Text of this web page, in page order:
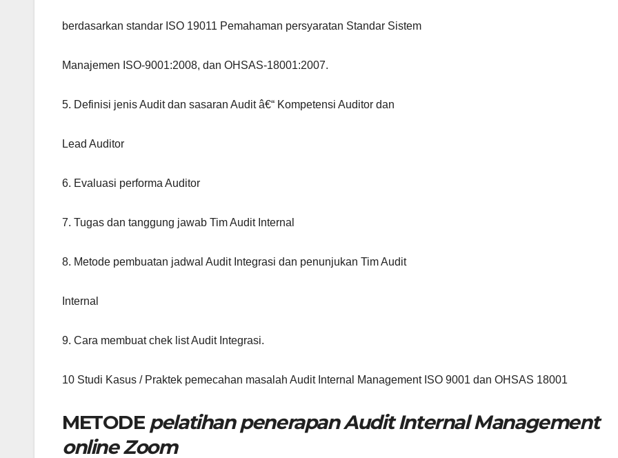
berdasarkan standar ISO 19011 Pemahaman persyaratan Standar Sistem
Manajemen ISO-9001:2008, dan OHSAS-18001:2007.
5. Definisi jenis Audit dan sasaran Audit â€“ Kompetensi Auditor dan
Lead Auditor
6. Evaluasi performa Auditor
7. Tugas dan tanggung jawab Tim Audit Internal
8. Metode pembuatan jadwal Audit Integrasi dan penunjukan Tim Audit
Internal
9. Cara membuat chek list Audit Integrasi.
10 Studi Kasus / Praktek pemecahan masalah Audit Internal Management ISO 9001 dan OHSAS 18001
METODE pelatihan penerapan Audit Internal Management
online Zoom